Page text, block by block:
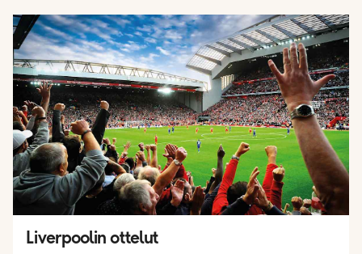
Liverpoolin ottelut